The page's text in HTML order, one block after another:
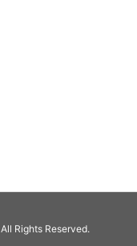
All Rights Reserved.